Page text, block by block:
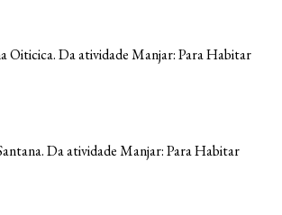
Oiticica. Da atividade Manjar: Para Habitar
Da atividade Manjar: Para Habitar